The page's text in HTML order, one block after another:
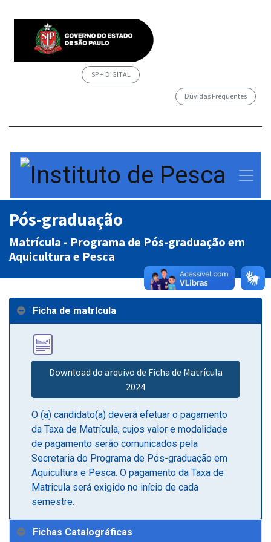
SP + DIGITAL
Dúvidas Frequentes
Pós-graduação
Matrícula - Programa de Pós-graduação em
Aquicultura e Pesca
Ficha de matrícula
Download do arquivo de Ficha de Matrícula
2024
O (a) candidato(a) deverá efetuar o pagamento
da Taxa de Matrícula, cujos valor e modalidade
de pagamento serão comunicados pela
Secretaria do Programa de Pós-graduação em
Aquicultura e Pesca. O pagamento da Taxa de
Matricula será exigido no início de cada
semestre.
Fichas Catalográficas